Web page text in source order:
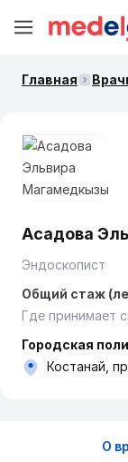
Главная
Асадова
Эндоскопист
Общий стаж
Где принимает
Городская
Костанай,
О